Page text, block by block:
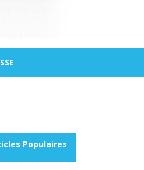
Populaires